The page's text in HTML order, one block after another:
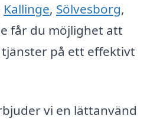
Kallinge, Sölvesborg,
får du möjlighet att
på ett effektivt
vi en lättanvänd